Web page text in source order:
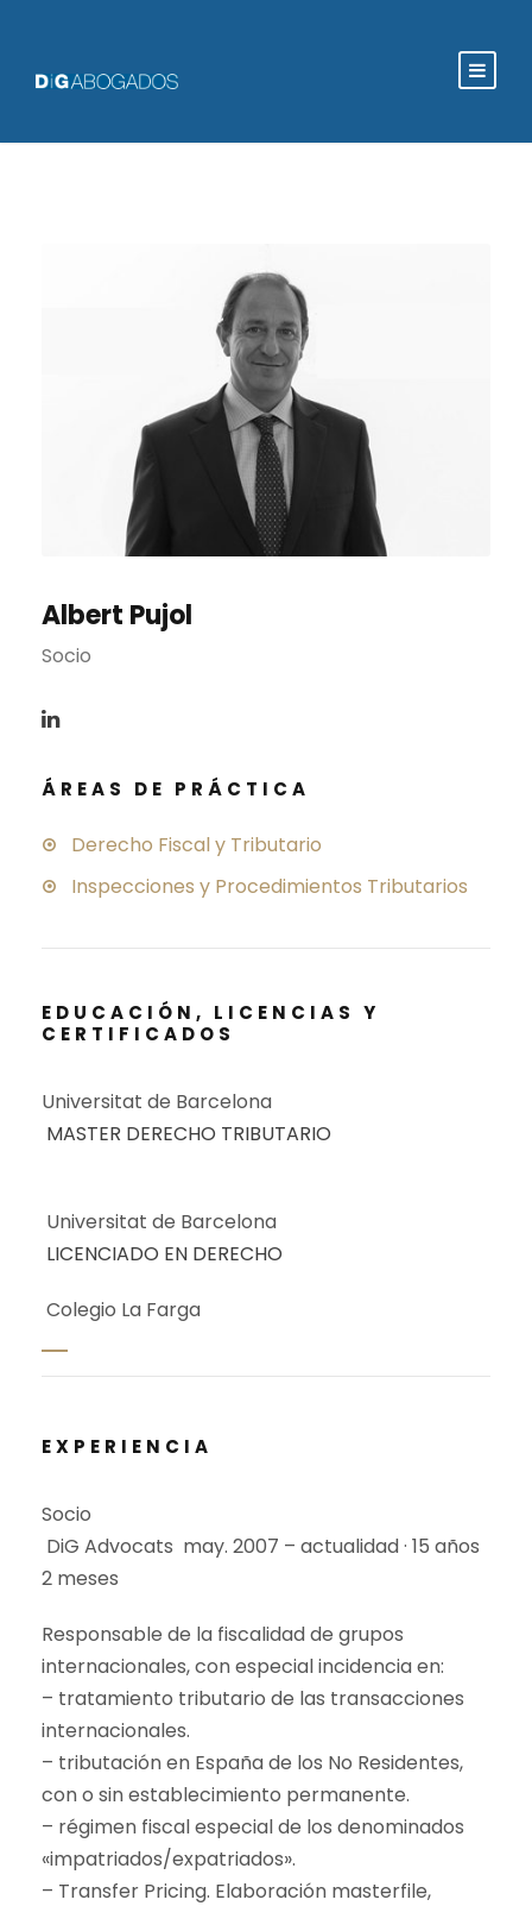
Albert Pujol
Socio
ÁREAS DE PRÁCTICA
Derecho Fiscal y Tributario
Inspecciones y Procedimientos Tributarios
EDUCACIÓN, LICENCIAS Y
CERTIFICADOS
Universitat de Barcelona
MASTER DERECHO TRIBUTARIO
Universitat de Barcelona
LICENCIADO EN DERECHO
Colegio La Farga
EXPERIENCIA
Socio
DiG Advocats may. 2007 – actualidad · 15 años
2 meses
Responsable de la fiscalidad de grupos
internacionales, con especial incidencia en:
– tratamiento tributario de las transacciones
internacionales.
– tributación en España de los No Residentes,
con o sin establecimiento permanente.
– régimen fiscal especial de los denominados
«impatriados/expatriados».
– Transfer Pricing. Elaboración masterfile,